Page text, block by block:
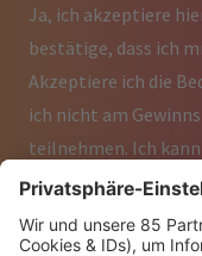
Ja, ich akzeptiere
bestätige, dass ich
Akzeptiere ich die
ich nicht am
teilnehmen. Ich
vom Gewinnspiel –
Ja, ich bin damit